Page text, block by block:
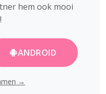
hem ook mooi
ANDROID
→